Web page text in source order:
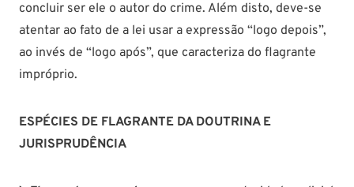
concluir ser ele o autor do crime. Além disto, deve-se
atentar ao fato de a lei usar a expressão “logo depois”,
ao invés de “logo após”, que caracteriza do flagrante
impróprio.
ESPÉCIES DE FLAGRANTE DA DOUTRINA E
JURISPRUDÊNCIA